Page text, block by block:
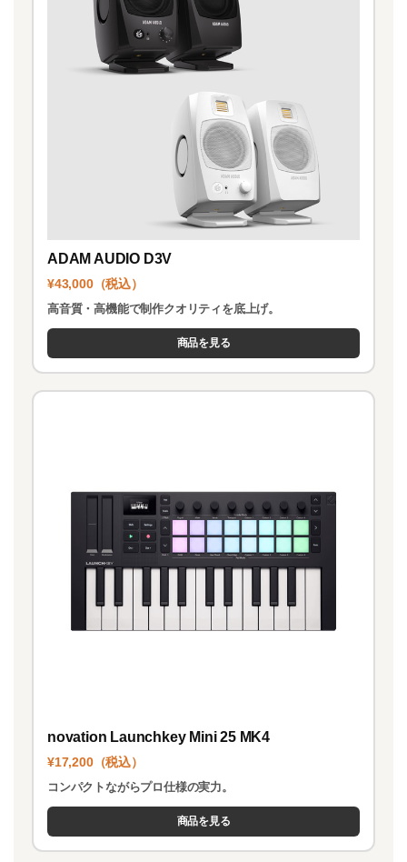
ADAM AUDIO D3V
¥43,000（税込）
高音質・高機能で制作クオリティを底上げ。
商品を見る
novation Launchkey Mini 25 MK4
¥17,200（税込）
コンパクトながらプロ仕様の実力。
商品を見る